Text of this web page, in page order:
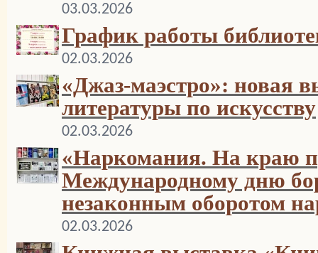
03.03.2026
График работы
02.03.2026
«Джаз-маэстро»: новая
литературы по искусству
02.03.2026
«Наркомания. На краю
Международному дню
незаконным оборотом
02.03.2026